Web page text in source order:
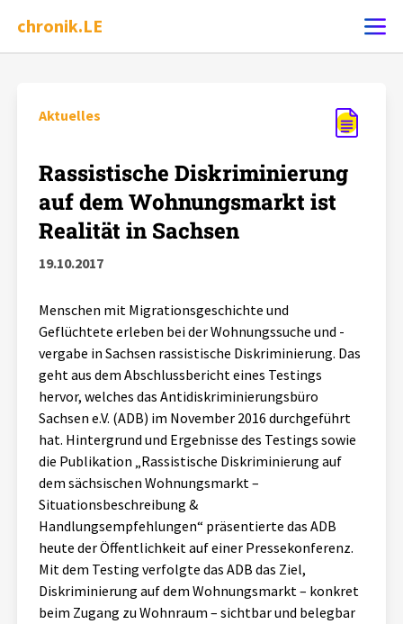
chronik.LE
Chronik
Dossiers
Leipziger Zustände
Schlaglichter
Phänomene
Aktuelles
Alle Beiträge
Veranstaltungen
Pressemitteilungen
Podcasts
Über uns
Projektbeschreibung
Kontakt
Unterstützer_innen
Aktuelles
Rassistische Diskriminierung
auf dem Wohnungsmarkt ist
Realität in Sachsen
19.10.2017
Menschen mit Migrationsgeschichte und
Geflüchtete erleben bei der Wohnungssuche und -
vergabe in Sachsen rassistische Diskriminierung. Das
geht aus dem Abschlussbericht eines Testings
hervor, welches das Antidiskriminierungsbüro
Sachsen e.V. (ADB) im November 2016 durchgeführt
hat. Hintergrund und Ergebnisse des Testings sowie
die Publikation „Rassistische Diskriminierung auf
dem sächsischen Wohnungsmarkt –
Situationsbeschreibung &
Handlungsempfehlungen“ präsentierte das ADB
heute der Öffentlichkeit auf einer Pressekonferenz.
Mit dem Testing verfolgte das ADB das Ziel,
Diskriminierung auf dem Wohnungsmarkt – konkret
beim Zugang zu Wohnraum – sichtbar und belegbar